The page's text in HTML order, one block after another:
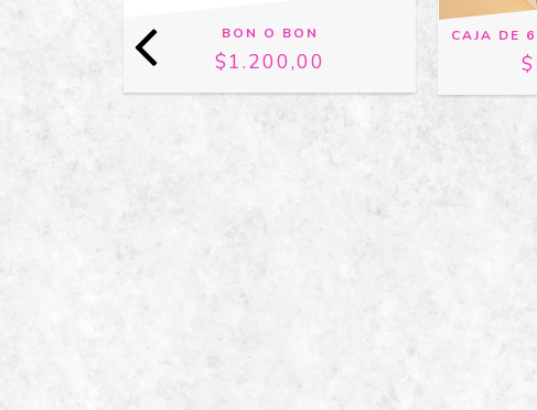
BON O BON
$1.200,00
CAJA DE